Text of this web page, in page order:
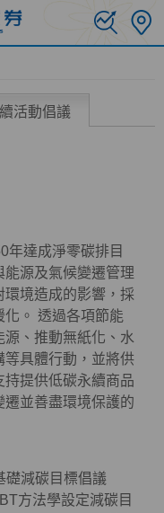
活動倡議
年達成淨零碳排目
源及氣候變遷管理
境造成的影響，採
。 透過各項節能
、推動無紙化、水
等具體行動，並將供
提供低碳永續商品
並善盡環境保護的
礎減碳目標倡議
方法學設定減碳目